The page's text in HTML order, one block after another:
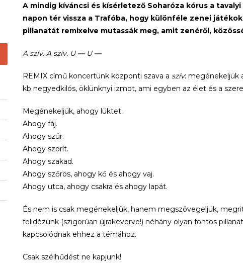
A mindig kíváncsi és kísérletező Soharóza kórus a tavalyi
napon tér vissza a Trafóba, hogy különféle zenei
pillanatát remixelve mutassák meg, amit zenéről,
A szív. A szív. U — U —
REMIX című koncertünk központi szava a szív: megénekeljük
kb negyedkilós, öklünknyi izmot, ami egyben az élet és a
Megénekeljük, ahogy lüktet.
Ahogy fáj.
Ahogy szúr.
Ahogy szorít.
Ahogy szakad.
Ahogy szőrös, ahogy kő és ahogy vaj.
Ahogy utca, ahogy csakra és ahogy lapát.
És nem is csak megénekeljük, hanem megszövegeljük,
felidézünk (szigorúan újrakeverve!) néhány olyan fontos
kapcsolódnak ehhez a témához.
Csak szélhűdést ne kapjunk!